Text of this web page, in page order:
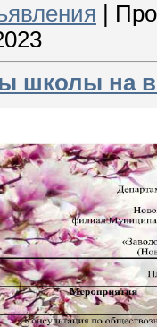
школы на